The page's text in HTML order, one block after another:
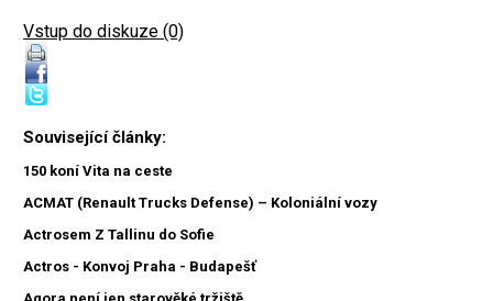
Vstup do diskuze (0)
Související články:
150 koní Vita na ceste
ACMAT (Renault Trucks Defense) – Koloniální vozy
Actrosem Z Tallinu do Sofie
Actros - Konvoj Praha - Budapešť